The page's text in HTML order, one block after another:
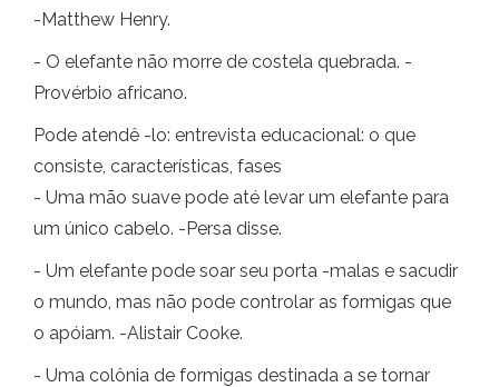
-Matthew Henry.
- O elefante não morre de costela quebrada. -
Provérbio africano.
Pode atendê -lo: entrevista educacional: o que
consiste, características, fases
- Uma mão suave pode até levar um elefante para
um único cabelo. -Persa disse.
- Um elefante pode soar seu porta -malas e sacudir
o mundo, mas não pode controlar as formigas que
o apóiam. -Alistair Cooke.
- Uma colônia de formigas destinada a se tornar